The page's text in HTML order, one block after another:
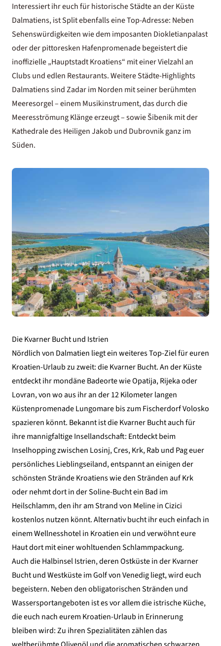
Interessiert ihr euch für historische Städte an der Küste
Dalmatiens, ist Split ebenfalls eine Top-Adresse: Neben
Sehenswürdigkeiten wie dem imposanten Diokletianpalast
oder der pittoresken Hafenpromenade begeistert die
inoffizielle „Hauptstadt Kroatiens“ mit einer Vielzahl an
Clubs und edlen Restaurants. Weitere Städte-Highlights
Dalmatiens sind Zadar im Norden mit seiner berühmten
Meeresorgel – einem Musikinstrument, das durch die
Meeresströmung Klänge erzeugt – sowie Šibenik mit der
Kathedrale des Heiligen Jakob und Dubrovnik ganz im
Süden.
Die KvarnerBucht und Istrien
Nördlich von Dalmatien liegt ein weiteres Top-Ziel für euren
Kroatien-Urlaub zu zweit: die Kvarner Bucht. An der Küste
entdeckt ihr mondäne Badeorte wie Opatija, Rijeka oder
Lovran, von wo aus ihr an der 12 Kilometer langen
Küstenpromenade Lungomare bis zum Fischerdorf Volosko
spazieren könnt. Bekannt ist die Kvarner Bucht auch für
ihre mannigfaltige Insellandschaft: Entdeckt beim
Inselhopping zwischen Losinj, Cres, Krk, Rab und Pag euer
persönliches Lieblingseiland, entspannt an einigen der
schönsten Strände Kroatiens wie denStränden auf Krk
oder nehmt dort in der Soline-Bucht ein Bad im
Heilschlamm, den ihr am Strand von Meline in Cizici
kostenlos nutzen könnt. Alternativ bucht ihr euch einfach in
einemWellnesshotel in Kroatienein und verwöhnt eure
Haut dort mit einer wohltuenden Schlammpackung.
Auch die Halbinsel Istrien, deren Ostküste in der Kvarner
Bucht und Westküste im Golf von Venedig liegt, wird euch
begeistern. Neben den obligatorischen Stränden und
Wassersportangeboten ist es vor allem die istrische Küche,
die euch nach eurem Kroatien-Urlaub in Erinnerung
bleiben wird: Zu ihren Spezialitäten zählen das